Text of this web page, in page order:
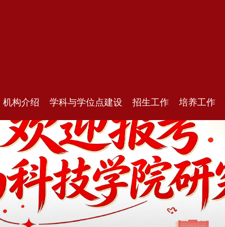
机构介绍 学科与学位点建设 招生工作 培养工作